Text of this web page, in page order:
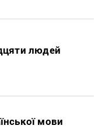
людей
мови